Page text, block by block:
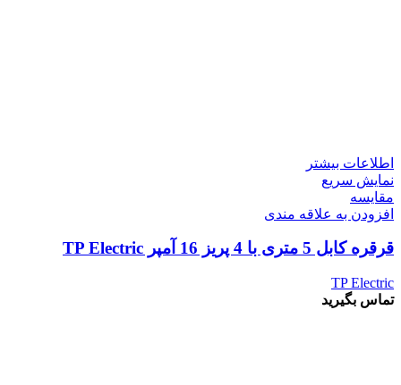
اطلاعات بیشتر
نمایش سریع
مقايسه
افزودن به علاقه مندی
قرقره کابل 5 متری با 4 پریز 16 آمپر TP Electric
TP Electric
تماس بگیرید